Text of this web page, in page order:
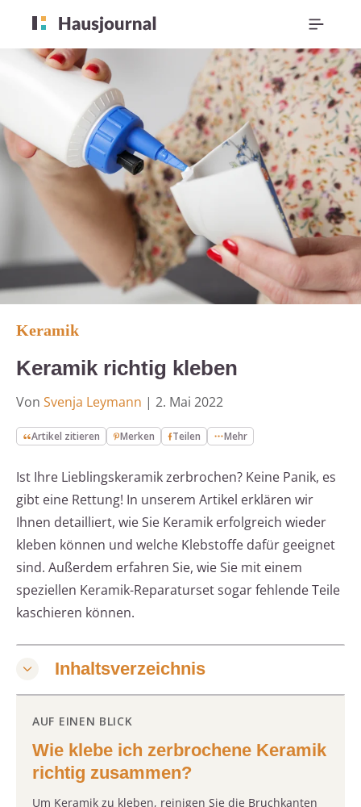
Keramik
Keramik richtig kleben
Von Svenja Leymann | 2. Mai 2022
Artikel zitieren Merken Teilen Mehr
Ist Ihre Lieblingskeramik zerbrochen? Keine Panik, es
gibt eine Rettung! In unserem Artikel erklären wir
Ihnen detailliert, wie Sie Keramik erfolgreich wieder
kleben können und welche Klebstoffe dafür geeignet
sind. Außerdem erfahren Sie, wie Sie mit einem
speziellen Keramik-Reparaturset sogar fehlende Teile
kaschieren können.
Inhaltsverzeichnis
AUF EINEN BLICK
Wie klebe ich zerbrochene Keramik
richtig zusammen?
Um Keramik zu kleben, reinigen Sie die Bruchkanten